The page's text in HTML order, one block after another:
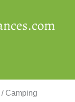
/ Camping